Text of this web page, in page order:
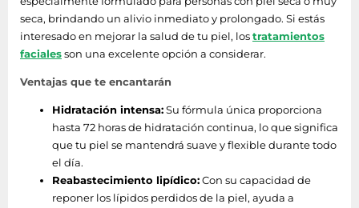
seca, brindando un alivio inmediato y prolongado. Si estás
interesado en mejorar la salud de tu piel, lostratamientos
facialesson una excelente opción a considerar.
Ventajas que te encantarán
Hidratación intensa:Su fórmula única proporciona
hasta 72 horas de hidratación continua, lo que significa
que tu piel se mantendrá suave y flexible durante todo
el día.
Reabastecimiento lipídico:Con su capacidad de
reponer los lípidos perdidos de la piel, ayuda a